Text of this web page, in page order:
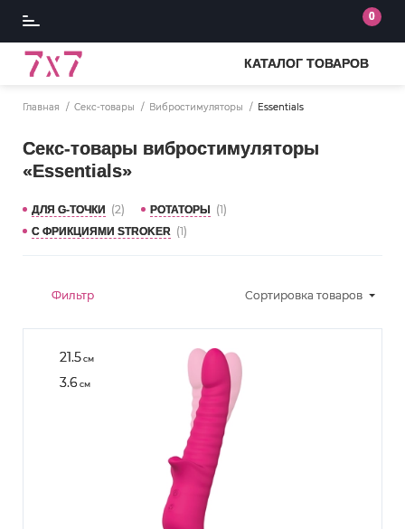
0
КАТАЛОГ ТОВАРОВ
Главная Секс-товары Вибростимуляторы Essentials
Секс-товары вибростимуляторы
«Essentials»
ДЛЯ G-ТОЧКИ (2) РОТАТОРЫ (1)
С ФРИКЦИЯМИ STROKER (1)
Фильтр Сортировка товаров
21.5см
3.6 см